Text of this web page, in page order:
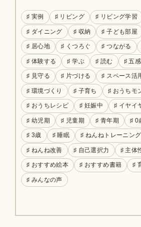
♯ 実例 ♯ リビング ♯ リビング学習
♯ ダイニング ♯ 収納 ♯ 子ども部屋
♯ 居心地 ♯ くつろぐ ♯ つながる
♯ 体験する ♯ 学ぶ ♯ 読む ♯ 五
♯ 見守る ♯ 片づける ♯ スペース活
♯ 環境づくり ♯ 子育ち ♯ おうちモ
♯ おうちレシピ ♯ 妊娠中 ♯ イヤイ
♯ 幼児期 ♯ 児童期 ♯ 青年期 ♯ 0
♯ 3歳 ♯ 睡眠 ♯ ねんねトレーニング
♯ ねんね改善 ♯ 自己選択力 ♯ 主体
♯ おすすめ絵本 ♯ おすすめ書籍 ♯
♯ みんなの声